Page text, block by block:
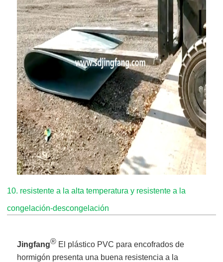
10. resistente a la alta temperatura y resistente a la
congelación-descongelación
Jingfang® El plástico PVC para encofrados de
hormigón presenta una buena resistencia a la